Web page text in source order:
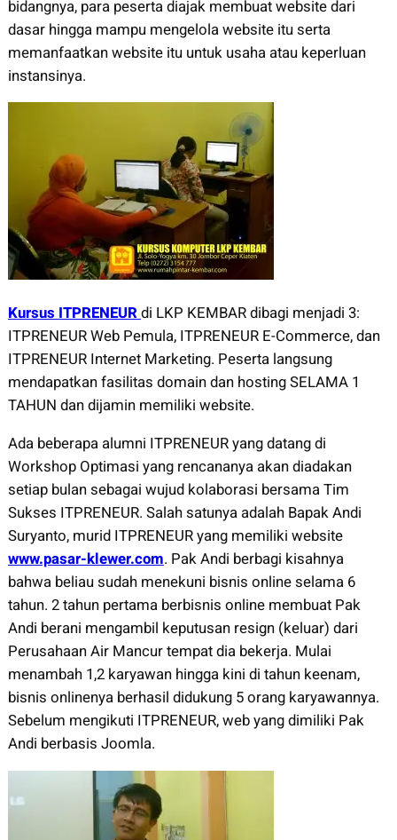
bidangnya, para peserta diajak membuat website dari
dasar hingga mampu mengelola website itu serta
memanfaatkan website itu untuk usaha atau keperluan
instansinya.
Kursus ITPRENEURdi LKP KEMBAR dibagi menjadi 3:
ITPRENEUR Web Pemula, ITPRENEUR E-Commerce, dan
ITPRENEUR Internet Marketing. Peserta langsung
mendapatkan fasilitas domain dan hosting SELAMA 1
TAHUN dan dijamin memiliki website.
Ada beberapa alumni ITPRENEUR yang datang di
Workshop Optimasi yang rencananya akan diadakan
setiap bulan sebagai wujud kolaborasi bersama Tim
Sukses ITPRENEUR. Salah satunya adalah Bapak Andi
Suryanto, murid ITPRENEUR yang memiliki website
www.pasar-klewer.com. Pak Andi berbagi kisahnya
bahwa beliau sudah menekuni bisnis online selama 6
tahun. 2 tahun pertama berbisnis online membuat Pak
Andi berani mengambil keputusan resign (keluar) dari
Perusahaan Air Mancur tempat dia bekerja. Mulai
menambah 1,2 karyawan hingga kini di tahun keenam,
bisnis onlinenya berhasil didukung 5 orang karyawannya.
Sebelum mengikuti ITPRENEUR, web yang dimiliki Pak
Andi berbasis Joomla.